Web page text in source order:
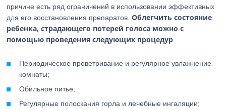
причине есть ряд ограничений в использовании эффективных
для его восстановления препаратов.Облегчить состояние
ребенка, страдающего потерей голоса можно с
помощью проведения следующих процедур:
Периодическое проветривание и регулярное увлажнение
комнаты;
Обильное питье;
Регулярные полоскания горла и лечебные ингаляции;